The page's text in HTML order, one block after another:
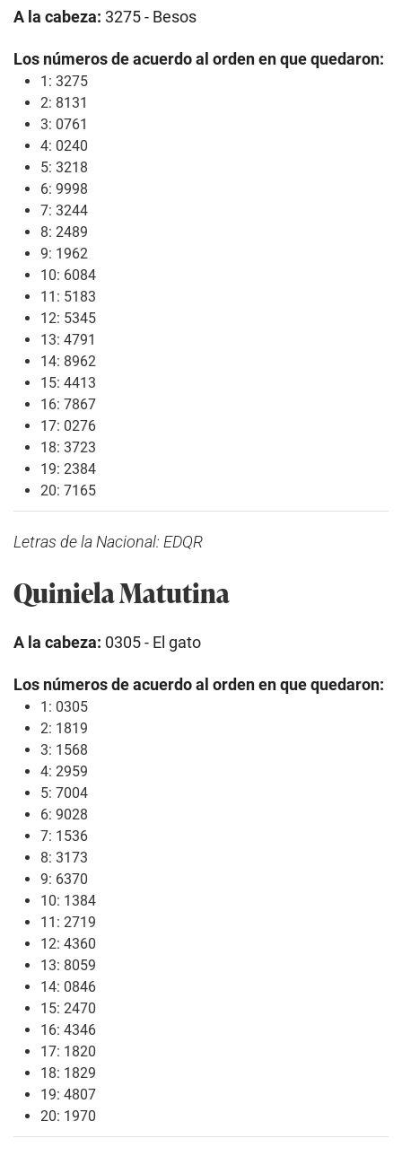
A la cabeza: 3275 - Besos
Los números de acuerdo al orden en que quedaron:
1: 3275
2: 8131
3: 0761
4: 0240
5: 3218
6: 9998
7: 3244
8: 2489
9: 1962
10: 6084
11: 5183
12: 5345
13: 4791
14: 8962
15: 4413
16: 7867
17: 0276
18: 3723
19: 2384
20: 7165
Letras de la Nacional: EDQR
Quiniela Matutina
A la cabeza: 0305 - El gato
Los números de acuerdo al orden en que quedaron:
1: 0305
2: 1819
3: 1568
4: 2959
5: 7004
6: 9028
7: 1536
8: 3173
9: 6370
10: 1384
11: 2719
12: 4360
13: 8059
14: 0846
15: 2470
16: 4346
17: 1820
18: 1829
19: 4807
20: 1970